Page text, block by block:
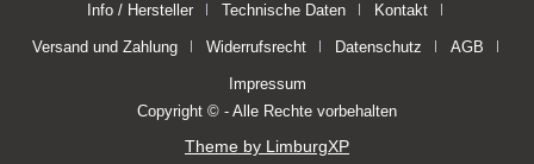
Info / Hersteller Technische Daten Kontakt
Versand und Zahlung Widerrufsrecht Datenschutz AGB
Impressum
Copyright © - Alle Rechte vorbehalten
Theme by LimburgXP